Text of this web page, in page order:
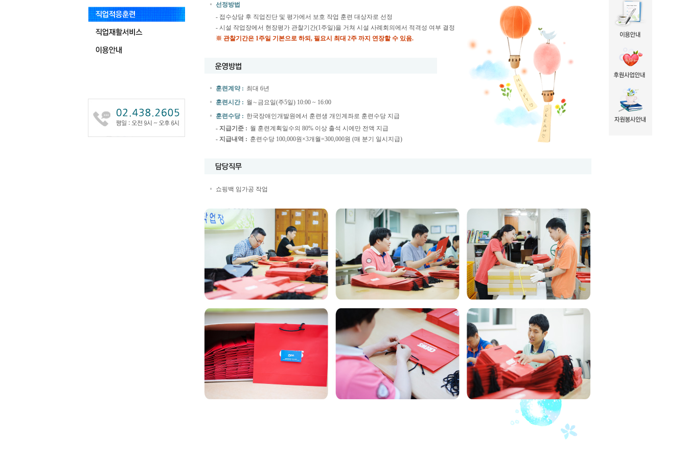
선정방법
- 접수상담 후 직업진단 및 평가에서 보호 작업 훈련 대상자로 선정
- 시설 작업장에서 현장평가 관찰기간(1주일)을 거쳐 시설 사례회의에서 적격성 여부 결정
※ 관찰기간은 1주일 기본으로 하되, 필요시 최대 2주 까지 연장할 수 있음.
훈련계약 : 최대 6년
훈련시간 : 월∼금요일(주5일) 10:00 ~ 16:00
훈련수당 : 한국장애인개발원에서 훈련생 개인계좌로 훈련수당 지급
- 지급기준 : 월 훈련계획일수의 80% 이상 출석 시에만 전액 지급
- 지급내역 : 훈련수당 100,000원×3개월=300,000원 (매 분기 일시지급)
쇼핑백 임가공 작업